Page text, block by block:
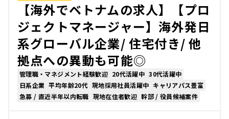
【海外でベトナムの求人】【プロ
ジェクトマネージャー】海外発日
系グローバル企業/ 住宅付き/ 他
拠点への異動も可能◎
管理職・マネジメント経験歓迎 20代活躍中 30代活躍中
日系企業 平均年齢20代 現地採用社員活躍中 キャリアパス豊富
急募 / 直近半年以内転職 現地在住者歓迎 幹部 / 役員候補案件